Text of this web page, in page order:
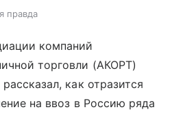
правда
компаний
торговли (АКОРТ)
как отразится
на ввоз в Россию ряда